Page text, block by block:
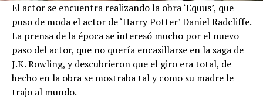
El actor se encuentra realizando la obra ‘Equus’, que
puso de moda el actor de ‘Harry Potter’ Daniel Radcliffe.
La prensa de la época se interesó mucho por el nuevo
paso del actor, que no quería encasillarse en la saga de
J.K. Rowling, y descubrieron que el giro era total, de
hecho en la obra se mostraba tal y como su madre le
trajo al mundo.